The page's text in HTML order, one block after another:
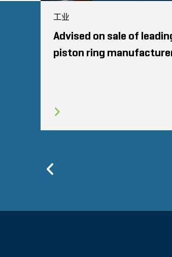
工业
Advised on sale of
piston ring